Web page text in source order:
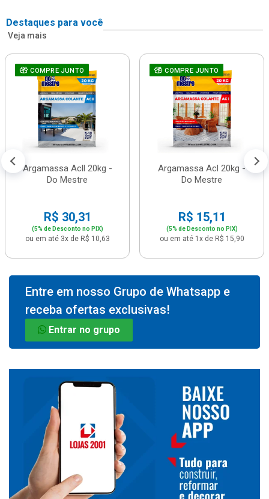
Destaques para você
Veja mais
COMPRE JUNTO
Argamassa Acll 20kg -
Do Mestre
R$ 30,31
(5% de Desconto no PIX)
ou em até 3x de R$ 10,63
COMPRE JUNTO
Argamassa Acl 20kg -
Do Mestre
R$ 15,11
(5% de Desconto no PIX)
ou em até 1x de R$ 15,90
Entre em nosso Grupo de Whatsapp e
receba ofertas exclusivas!
Entrar no grupo